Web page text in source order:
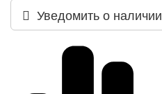
Уведомить о наличии